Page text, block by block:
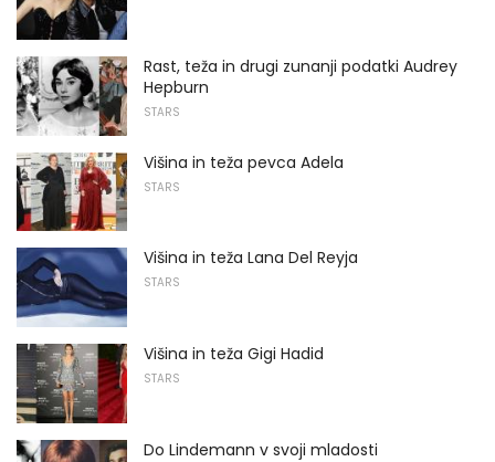
Rast, teža in drugi zunanji podatki Audrey
Hepburn
STARS
Višina in teža pevca Adela
STARS
Višina in teža Lana Del Reyja
STARS
Višina in teža Gigi Hadid
STARS
Do Lindemann v svoji mladosti